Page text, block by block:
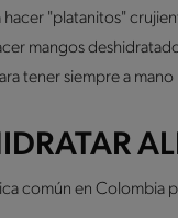
"platanitos"
mangos
tener siempre a
común en Colombia